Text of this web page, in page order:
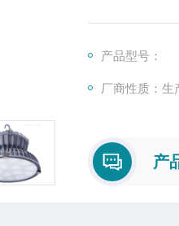
产品型号：
厂商性质：生
产